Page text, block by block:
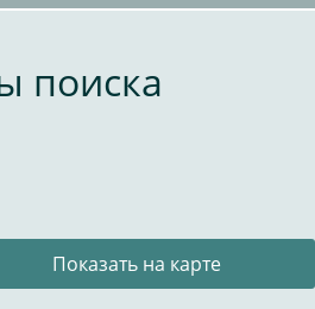
поиска
Показать на карте